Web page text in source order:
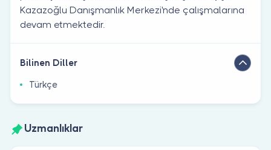
Kazazoğlu Danışmanlık Merkezi'nde çalışmalarına
devam etmektedir.
Bilinen Diller
Türkçe
Uzmanlıklar